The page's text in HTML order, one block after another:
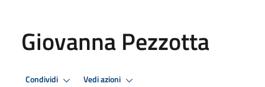
Giovanna Pezzotta
Condividi Vedi azioni